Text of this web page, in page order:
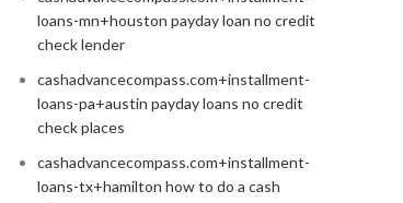
loans-mn+houston payday loan no credit
check lender
cashadvancecompass.com+installment-
loans-pa+austin payday loans no credit
check places
cashadvancecompass.com+installment-
loans-tx+hamilton how to do a cash